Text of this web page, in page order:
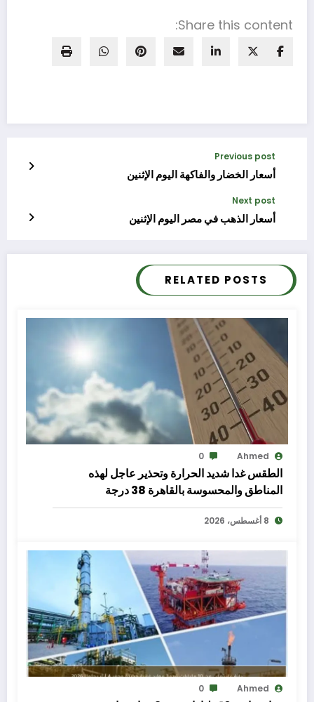
Share this content:
Previous post
أسعار الخضار والفاكهة اليوم الإثنين
Next post
أسعار الذهب في مصر اليوم الإثنين
RELATED POSTS
Ahmed
0
الطقس غدا شديد الحرارة وتحذير عاجل لهذه
المناطق والمحسوسة بالقاهرة 38 درجة
8 أغسطس، 2026
Ahmed
0